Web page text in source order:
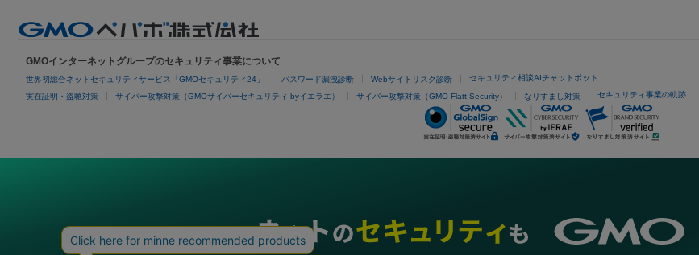
GMOインターネットグループのセキュリティ事業について
世界初総合ネットセキュリティサービス「GMOセキュリティ24」 パスワード漏洩診断 Webサイトリスク診断 セキュリティ相談AIチャットボット
実在証明・盗聴対策 サイバー攻撃対策（GMOサイバーセキュリティ byイエラエ） サイバー攻撃対策（GMO Flatt Security） なりすまし対策 セキュリティ事業の軌跡